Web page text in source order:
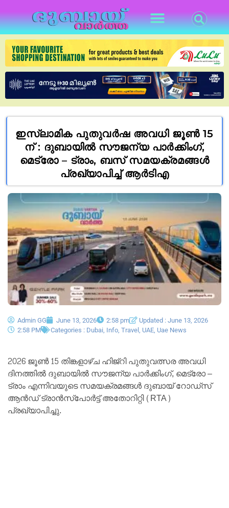
ഇസ്ലാമിക പുതുവർഷ അവധി ജൂൺ 15
ന് : ദുബായിൽ സൗജന്യ പാർക്കിംഗ്,
മെട്രോ – ട്രാം, ബസ് സമയക്രമങ്ങൾ
പ്രഖ്യാപിച്ച് ആർ‌ടി‌എ
Admin GG June 13, 2026 2:58 pm
Updated : June 13, 2026
2:58 PM
Categories : Dubai Info Travel UAE Uae News
2026 ജൂൺ 15 തിങ്കളാഴ്ച ഹിജ്‌റി പുതുവത്സര അവധി
ദിനത്തിൽ ദുബായിൽ സൗജന്യ പാർക്കിംഗ്, മെട്രോ –
ട്രാം എന്നിവയുടെ സമയക്രമങ്ങൾ ദുബായ് റോഡ്സ്
ആൻഡ് ട്രാൻസ്പോർട്ട് അതോറിറ്റി (RTA)
പ്രഖ്യാപിച്ചു.